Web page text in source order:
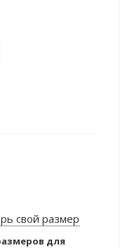
свой размер
для